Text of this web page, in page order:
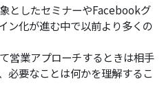
としたセミナーやFacebookグ
ン化が進む中で以前より多くの
営業アプローチするときは相手
必要なことは何かを理解するこ